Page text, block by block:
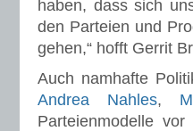
haben, dass sich
den Parteien und
gehen,“ hofft Gerrit
Auch namhafte
Andrea Nahles,
Parteienmodelle